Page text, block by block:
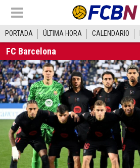
PORTADA ÚLTIMA HORA CALENDARIO
FC Barcelona